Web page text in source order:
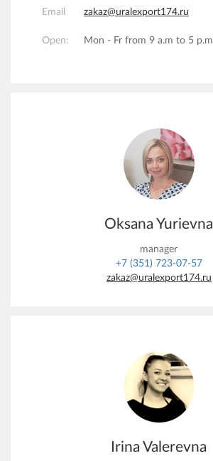
Email zakaz@uralexport174.ru
Open: Mon - Fr from 9 a.m to 5 p.m
Oksana Yurievna
manager
+7 (351) 723-07-57
zakaz@uralexport174.ru
Irina Valerevna